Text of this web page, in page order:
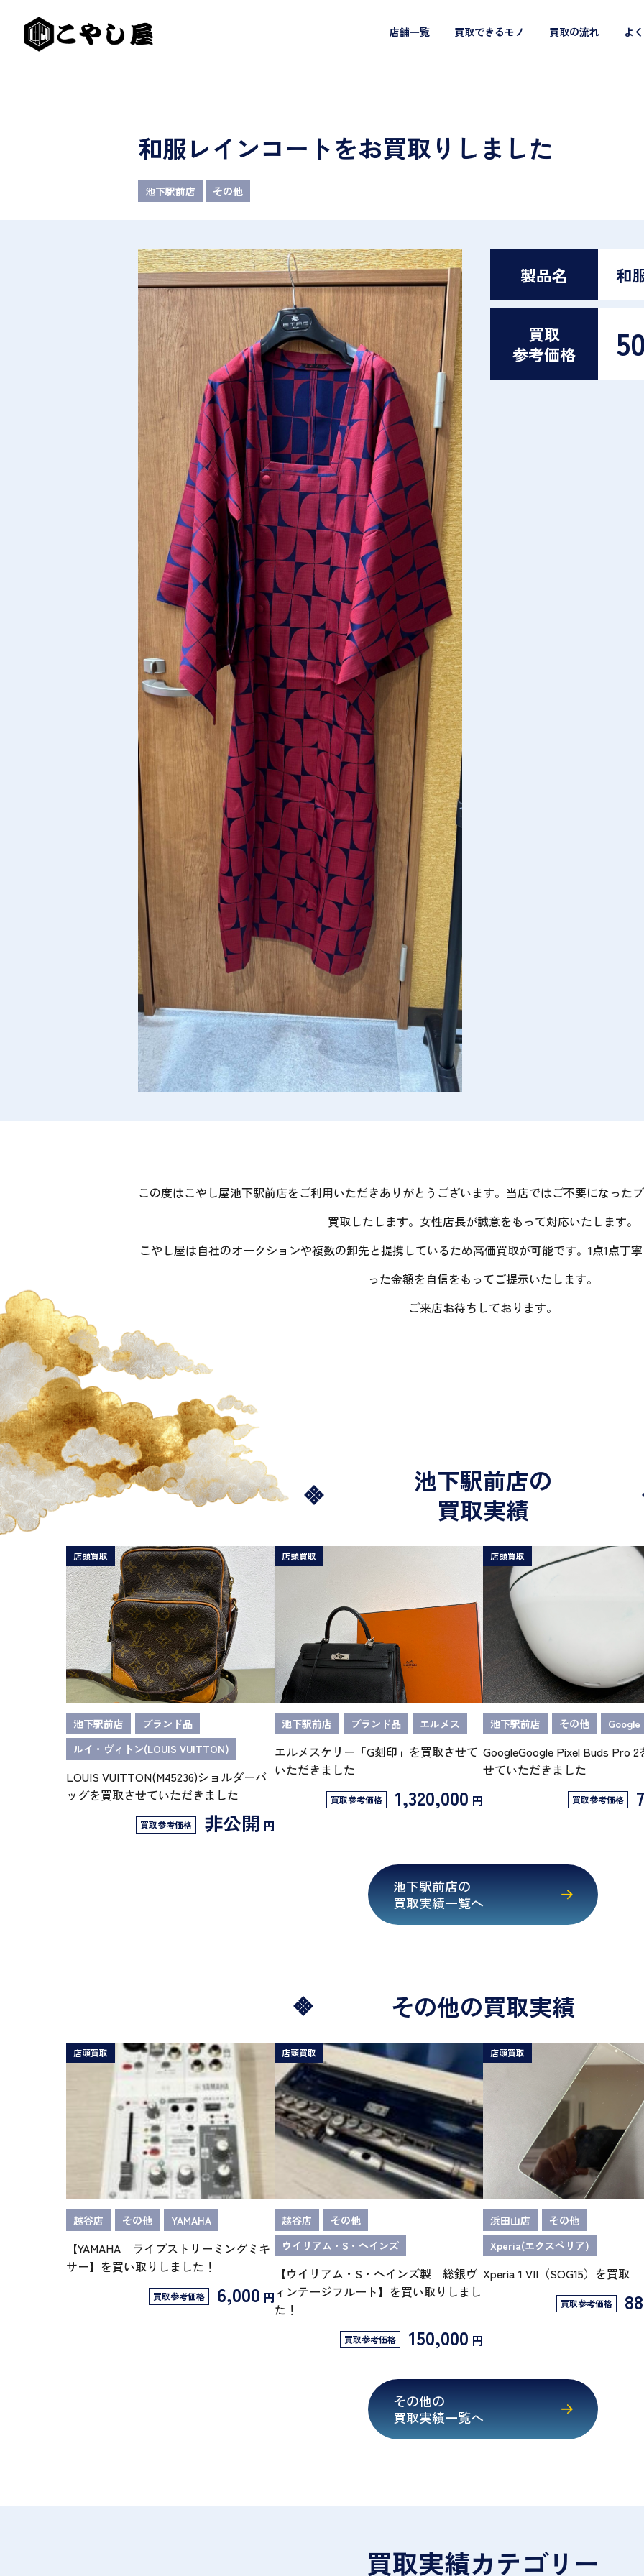
店舗一覧 買取できるモノ 買取の流れ よ
和服レインコートをお買取りしました
池下駅前店 その他
製品名 和
買取
参考価格
この度はこやし屋池下駅前店をご利用いただきありがとうございます。当店ではご不要になった
買取したします。女性店長が誠意をもって対応いたします。
こやし屋は自社のオークションや複数の卸先と提携しているため高価買取が可能です。1点1点丁
った金額を自信をもってご提示いたします。
ご来店お待ちしております。
池下駅前店の
買取実績
店頭買取
池下駅前店
ブランド品
ルイ・ヴィトン(LOUIS VUITTON)
LOUIS VUITTON(M45236)ショルダーバ
ッグを買取させていただきました
買取参考価格 非公開 円
店頭買取
池下駅前店 ブランド品 エルメス
エルメスケリー「G刻印」を買取させて
いただきました
買取参考価格 1,320,000 円
店頭買取
池下駅前店 その他 Google
GoogleGoogle Pixel Buds Pro
せていただきました
買取参考価格
池下駅前店の
買取実績一覧へ
その他の買取実績
店頭買取
越谷店 その他 YAMAHA
【YAMAHA ライブストリーミングミキ
サー】を買い取りしました！
買取参考価格 6,000 円
店頭買取
越谷店
その他
ウイリアム・S・ヘインズ
【ウイリアム・S・ヘインズ製 総銀ヴ
ィンテージフルート】を買い取りしまし
た！
買取参考価格 150,000 円
店頭買取
浜田山店
その他
Xperia(エクスペリア)
Xperia 1 VII（SOG15）を買取
買取参考価格
その他の
買取実績一覧へ
買取実績カテゴリー